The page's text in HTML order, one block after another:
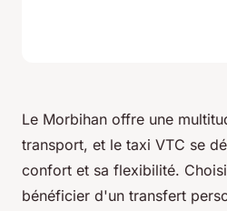
Le Morbihan offre une
transport, et le taxi VTC se
confort et sa flexibilité.
bénéficier d'un transfert